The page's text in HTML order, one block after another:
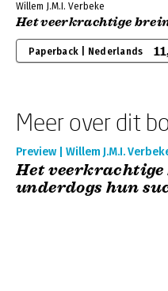
Willem J.M.I. Verbeke
Het veerkrachtige
Paperback | Nederlands
Meer over dit
Preview | Willem J.M.I.
Het veerkrachtige
underdogs hun